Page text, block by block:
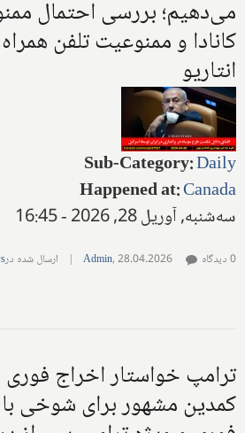
می‌دهیم؛ بررسی احتمال
کانادا و ممنوعیت تلفن
انتاریو
Sub-Category:Daily
Happened at:Canada
سه‌شنبه, آوریل 28, 2026 - 16:45
Admin,28.04.2026
| ارسال شده در 0 دیدگاه
ترامپ خواستار اخراج
کمدین مشهور برای شوخی با